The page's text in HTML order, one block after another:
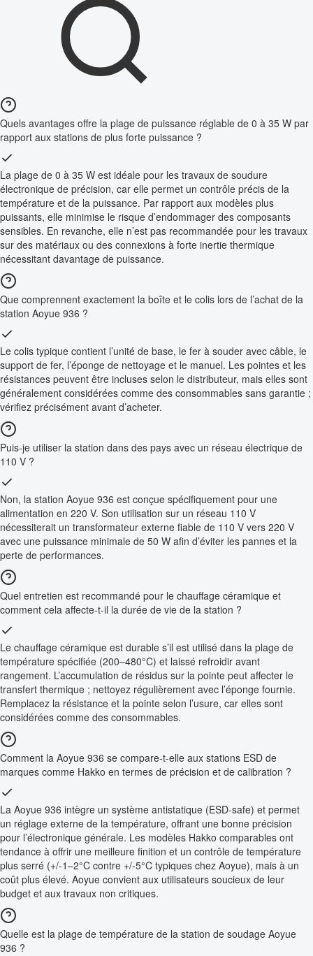
Quels avantages offre la plage de puissance réglable de 0 à 35 W par
rapport aux stations de plus forte puissance ?
La plage de 0 à 35 W est idéale pour les travaux de soudure
électronique de précision, car elle permet un contrôle précis de la
température et de la puissance. Par rapport aux modèles plus
puissants, elle minimise le risque d’endommager des composants
sensibles. En revanche, elle n’est pas recommandée pour les travaux
sur des matériaux ou des connexions à forte inertie thermique
nécessitant davantage de puissance.
Que comprennent exactement la boîte et le colis lors de l’achat de la
station Aoyue 936 ?
Le colis typique contient l’unité de base, le fer à souder avec câble, le
support de fer, l’éponge de nettoyage et le manuel. Les pointes et les
résistances peuvent être incluses selon le distributeur, mais elles sont
généralement considérées comme des consommables sans garantie ;
vérifiez précisément avant d’acheter.
Puis-je utiliser la station dans des pays avec un réseau électrique de
110 V ?
Non, la station Aoyue 936 est conçue spécifiquement pour une
alimentation en 220 V. Son utilisation sur un réseau 110 V
nécessiterait un transformateur externe fiable de 110 V vers 220 V
avec une puissance minimale de 50 W afin d’éviter les pannes et la
perte de performances.
Quel entretien est recommandé pour le chauffage céramique et
comment cela affecte-t-il la durée de vie de la station ?
Le chauffage céramique est durable s’il est utilisé dans la plage de
température spécifiée (200–480°C) et laissé refroidir avant
rangement. L’accumulation de résidus sur la pointe peut affecter le
transfert thermique ; nettoyez régulièrement avec l’éponge fournie.
Remplacez la résistance et la pointe selon l’usure, car elles sont
considérées comme des consommables.
Comment la Aoyue 936 se compare-t-elle aux stations ESD de
marques comme Hakko en termes de précision et de calibration ?
La Aoyue 936 intègre un système antistatique (ESD-safe) et permet
un réglage externe de la température, offrant une bonne précision
pour l’électronique générale. Les modèles Hakko comparables ont
tendance à offrir une meilleure finition et un contrôle de température
plus serré (+/-1–2°C contre +/-5°C typiques chez Aoyue), mais à un
coût plus élevé. Aoyue convient aux utilisateurs soucieux de leur
budget et aux travaux non critiques.
Quelle est la plage de température de la station de soudage Aoyue
936 ?